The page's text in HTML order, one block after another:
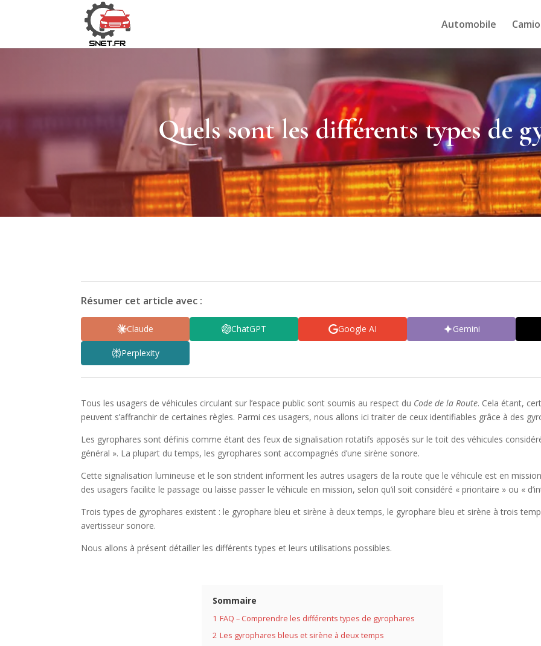
Automobile
Quels sont les différents types de
Résumer cet article avec :
Claude ChatGPT Google AI Gemini
Perplexity
Tous les usagers de véhicules circulant sur l’espace public sont soumis au respect du Code de la Route. Cela étant,
peuvent s’affranchir de certaines règles. Parmi ces usagers, nous allons ici traiter de ceux identifiables grâce à des
Les gyrophares sont définis comme étant des feux de signalisation rotatifs apposés sur le toit des véhicules
général ». La plupart du temps, les gyrophares sont accompagnés d’une sirène sonore.
Cette signalisation lumineuse et le son strident informent les autres usagers de la route que le véhicule est en
des usagers facilite le passage ou laisse passer le véhicule en mission, selon qu’il soit considéré « prioritaire » ou «
Trois types de gyrophares existent : le gyrophare bleu et sirène à deux temps, le gyrophare bleu et sirène à trois
avertisseur sonore.
Nous allons à présent détailler les différents types et leurs utilisations possibles.
Sommaire
1 FAQ – Comprendre les différents types de gyrophares
2 Les gyrophares bleus et sirène à deux temps